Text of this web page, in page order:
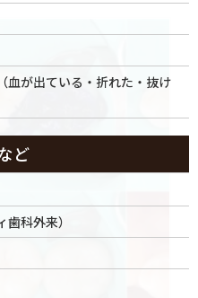
血が出ている・折れた・抜け
ど
科外来）